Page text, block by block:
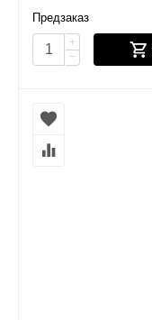
Предзаказ
+
−